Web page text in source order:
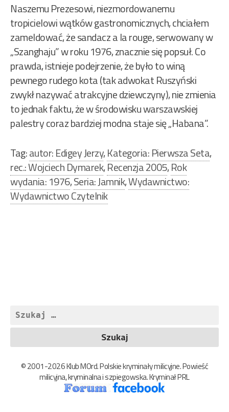
Naszemu Prezesowi, niezmordowanemu
tropicielowi wątków gastronomicznych, chciałem
zameldować, że sandacz a la rouge, serwowany w
„Szanghaju” w roku 1976, znacznie się popsuł. Co
prawda, istnieje podejrzenie, że było to winą
pewnego rudego kota (tak adwokat Ruszyński
zwykł nazywać atrakcyjne dziewczyny), nie zmienia
to jednak faktu, że w środowisku warszawskiej
palestry coraz bardziej modna staje się „Habana”.
Tag:autor: Edigey Jerzy,Kategoria: Pierwsza Seta,
rec.: Wojciech Dymarek,Recenzja 2005,Rok
wydania: 1976,Seria: Jamnik,Wydawnictwo:
Wydawnictwo Czytelnik
Szukaj:
© 2001-2026 Klub MOrd. Polskie kryminały milicyjne. Powieść
milicyjna, kryminalna i szpiegowska. Kryminał PRL